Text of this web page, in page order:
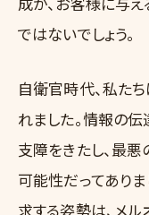
ではないでしょう。
自衛官時代、私た
れました。情報の
支障をきたし、最
可能性だってありま
求する姿勢は、メ